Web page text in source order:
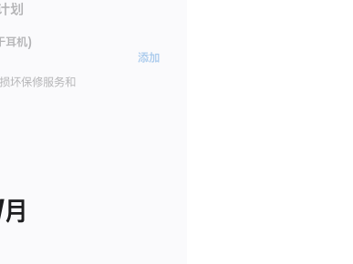
划
耳机)
坏保修服务和
添加AppleCare+